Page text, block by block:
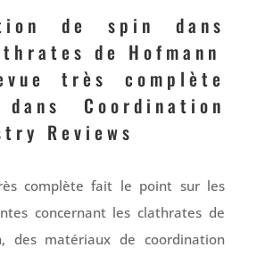
de spin dans
de Hofmann
très complète
Coordination
Reviews
complète fait le point sur les
concernant les clathrates de
des matériaux de coordination